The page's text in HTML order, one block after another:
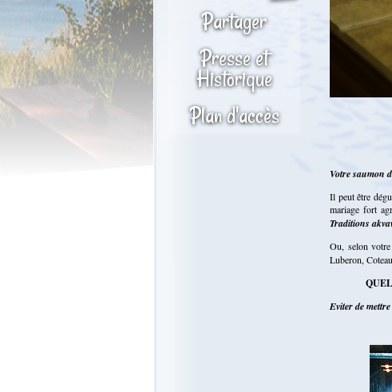
Partager
Presse et
Historique
Plan d'accès
Votre saumon
Il peut être
mariage fort
Traditions
Ou, selon
Luberon,
Eviter de